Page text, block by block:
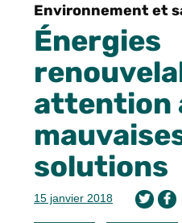
Environnement et
Énergies
attention
solutions
15 janvier 2018